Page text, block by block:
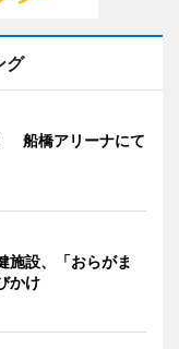
グ
船橋アリーナにて
施設、「おらがま
かけ